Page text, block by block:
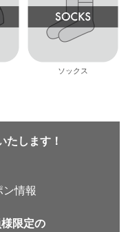
ソックス
たします！
情報
限定の